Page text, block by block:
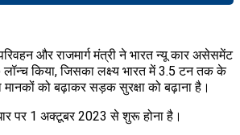
और राजमार्ग मंत्री ने भारत न्यू कार असेसमेंट
लॉन्च किया, जिसका लक्ष्य भारत में 3.5 टन तक के
मानकों को बढ़ाकर सड़क सुरक्षा को बढ़ाना है।
पर 1 अक्टूबर 2023 से शुरू होना है।